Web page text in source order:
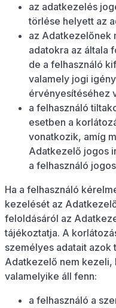
az adatkezelés
törlése helyett az
az Adatkezelőnek
adatokra az általa
de a felhasználó
valamely jogi
érvényesítéséhez
a felhasználó
esetben a
vonatkozik, amíg
Adatkezelő jogos
a felhasználó
Ha a felhasználó
kezelését az
feloldásáról az
tájékoztatja. A
személyes adatait azok
Adatkezelő nem kezeli,
valamelyike áll fenn:
a felhasználó a